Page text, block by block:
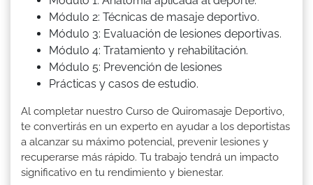
Módulo 2: Técnicas de masaje deportivo.
Módulo 3: Evaluación de lesiones deportivas.
Módulo 4: Tratamiento y rehabilitación.
Módulo 5: Prevención de lesiones
Prácticas y casos de estudio.
Al completar nuestro Curso de Quiromasaje Deportivo,
te convertirás en un experto en ayudar a los deportistas
a alcanzar su máximo potencial, prevenir lesiones y
recuperarse más rápido. Tu trabajo tendrá un impacto
significativo en tu rendimiento y bienestar.